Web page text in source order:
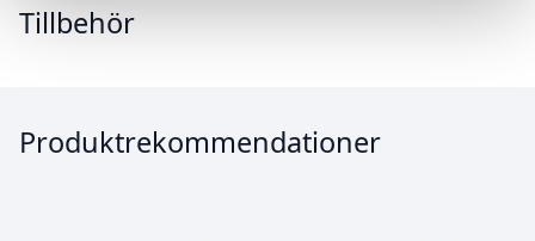
Tillbehör
Produktrekommendationer